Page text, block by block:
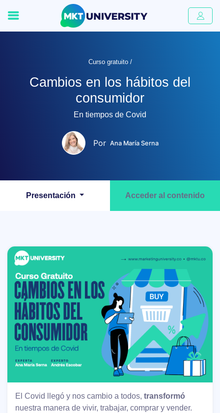
Curso gratuito /
Cambios en los hábitos del
consumidor
En tiempos de Covid
Por Ana María Serna
Presentación Acceder al contenido
El Covid llegó y nos cambio a todos, transformó
nuestra manera de vivir, trabajar, comprar y vender.